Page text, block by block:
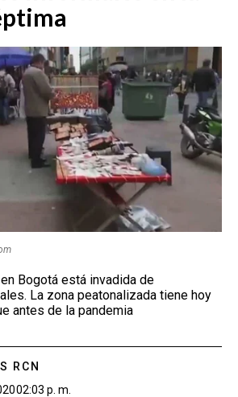
EMISIÓN 7:00 PM
11:30 PM
Bogotá está invadida de
La zona peatonalizada tiene hoy
antes de la pandemia
RCN
02:03 p. m.